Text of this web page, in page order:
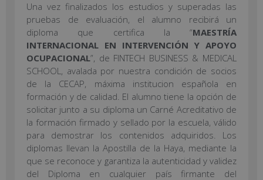
Una vez finalizados los estudios y superadas las
pruebas de evaluación, el alumno recibirá un
diploma que certifica la “MAESTRÍA
INTERNACIONAL EN INTERVENCIÓN Y APOYO
OCUPACIONAL”, de FINTECH BUSINESS & MEDICAL
SCHOOL, avalada por nuestra condición de socios
de la CECAP, máxima institucion española en
formación y de calidad. El alumno tiene la opción de
solicitar junto a su diploma un Carné Acreditativo de
la formación firmado y sellado por la escuela, válido
para demostrar los contenidos adquiridos. Los
diplomas llevan la Apostilla de la Haya, mediante la
que se reconoce y garantiza la autenticidad y validez
del Diploma en cualquier país firmante del